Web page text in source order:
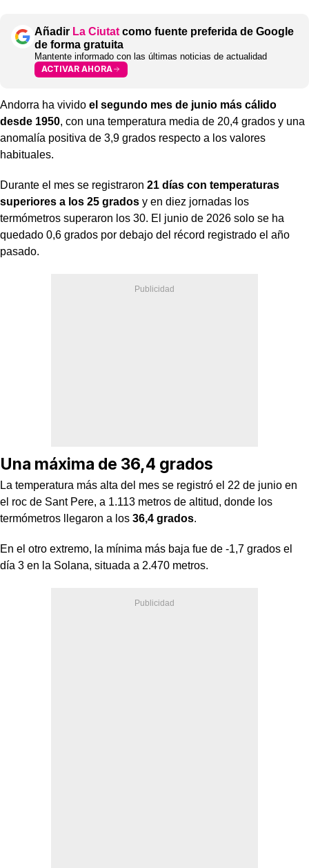
Añadir La Ciutat como fuente preferida de Google
de forma gratuita
Mantente informado con las últimas noticias de actualidad
ACTIVAR AHORA
Andorra ha vivido el segundo mes de junio más cálido
desde 1950, con una temperatura media de 20,4 grados y una
anomalía positiva de 3,9 grados respecto a los valores
habituales.
Durante el mes se registraron 21 días con temperaturas
superiores a los 25 grados y en diez jornadas los
termómetros superaron los 30. El junio de 2026 solo se ha
quedado 0,6 grados por debajo del récord registrado el año
pasado.
Una máxima de 36,4 grados
La temperatura más alta del mes se registró el 22 de junio en
el roc de Sant Pere, a 1.113 metros de altitud, donde los
termómetros llegaron a los 36,4 grados.
En el otro extremo, la mínima más baja fue de -1,7 grados el
día 3 en la Solana, situada a 2.470 metros.